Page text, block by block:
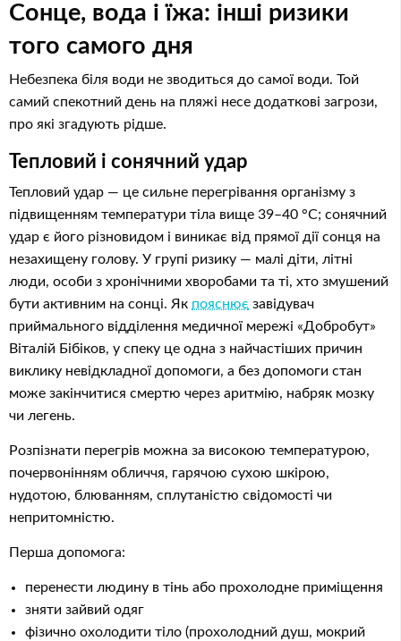
Сонце, вода і їжа: інші ризики
того самого дня
Небезпека біля води не зводиться до самої води. Той
самий спекотний день на пляжі несе додаткові загрози,
про які згадують рідше.
Тепловий і сонячний удар
Тепловий удар — це сильне перегрівання організму з
підвищенням температури тіла вище 39–40 °C; сонячний
удар є його різновидом і виникає від прямої дії сонця на
незахищену голову. У групі ризику — малі діти, літні
люди, особи з хронічними хворобами та ті, хто змушений
бути активним на сонці. Як пояснює завідувач
приймального відділення медичної мережі «Добробут»
Віталій Бібіков, у спеку це одна з найчастіших причин
виклику невідкладної допомоги, а без допомоги стан
може закінчитися смертю через аритмію, набряк мозку
чи легень.
Розпізнати перегрів можна за високою температурою,
почервонінням обличчя, гарячою сухою шкірою,
нудотою, блюванням, сплутаністю свідомості чи
непритомністю.
Перша допомога:
перенести людину в тінь або прохолодне приміщення
зняти зайвий одяг
фізично охолодити тіло (прохолодний душ, мокрий